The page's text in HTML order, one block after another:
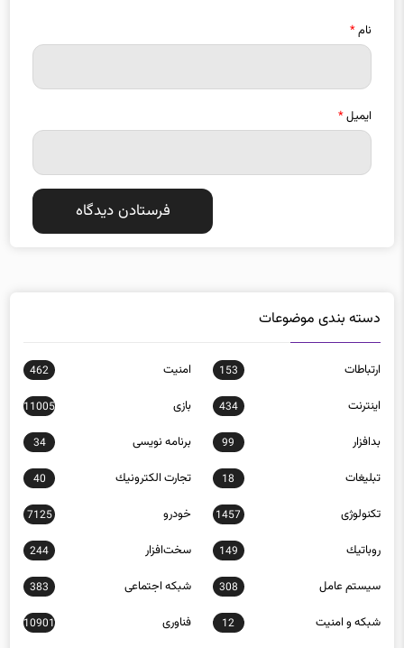
نام*
ایمیل*
دسته بندی موضوعات
ارتباطات 153 امنيت 462
اينترنت 434 بازی 11005
بدافزار 99 برنامه نويسی 34
تبلیغات 18 تجارت الكترونيك 40
تکنولوژی 1457 خودرو 7125
روباتيك 149 سخت‌افزار 244
سيستم عامل 308 شبكه اجتماعی 383
شبكه و امنيت 12 فناوری 10901